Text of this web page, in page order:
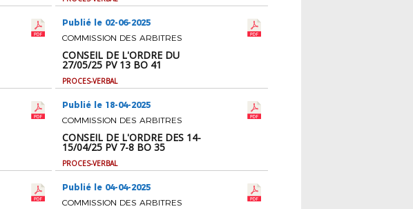
Publié le 02-06-2025
COMMISSION DES ARBITRES
CONSEIL DE L'ORDRE DU
27/05/25 PV 13 BO 41
PROCES-VERBAL
Publié le 18-04-2025
COMMISSION DES ARBITRES
CONSEIL DE L'ORDRE DES 14-
15/04/25 PV 7-8 BO 35
PROCES-VERBAL
Publié le 04-04-2025
COMMISSION DES ARBITRES